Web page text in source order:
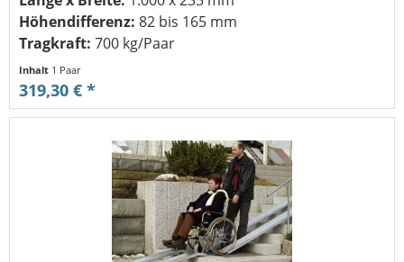
Höhendifferenz: 82 bis 165 mm
Tragkraft: 700 kg/Paar
Inhalt 1 Paar
319,30 € *